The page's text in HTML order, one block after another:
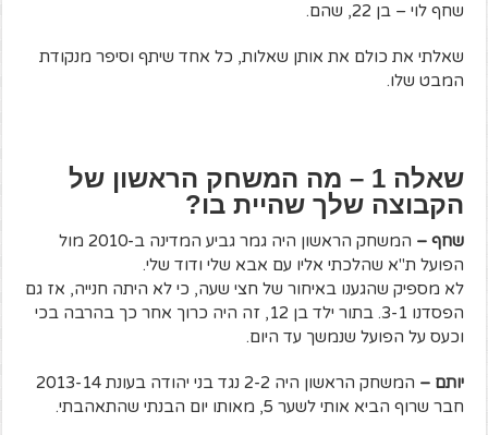
שחף לוי – בן 22, שהם.
שאלתי את כולם את אותן שאלות, כל אחד שיתף וסיפר מנקודת
המבט שלו.
שאלה 1 – מה המשחק הראשון של
הקבוצה שלך שהיית בו?
שחף –
המשחק הראשון היה גמר גביע המדינה ב-2010 מול
הפועל ת"א שהלכתי אליו עם אבא שלי ודוד שלי.
לא מספיק שהגענו באיחור של חצי שעה, כי לא היתה חנייה, אז גם
הפסדנו 3-1. בתור ילד בן 12, זה היה כרוך אחר כך בהרבה בכי
וכעס על הפועל שנמשך עד היום.
יותם – המשחק הראשון היה 2-2 נגד בני יהודה בעונת 2013-14
חבר שרוף הביא אותי לשער 5, מאותו יום הבנתי שהתאהבתי.